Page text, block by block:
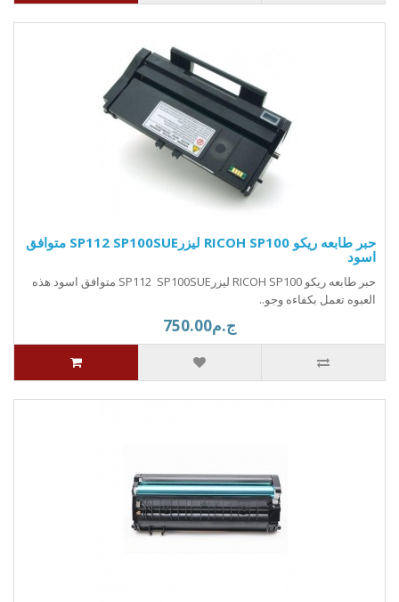
حبر طابعه ريكو RICOH SP100 ليزرSP112 SP100SUE متوافق
اسود
حبر طابعه ريكو RICOH SP100 ليزرSP112 SP100SUE متوافق اسود هذه
العبوه تعمل بكفاءه وجو..
ج.م750.00